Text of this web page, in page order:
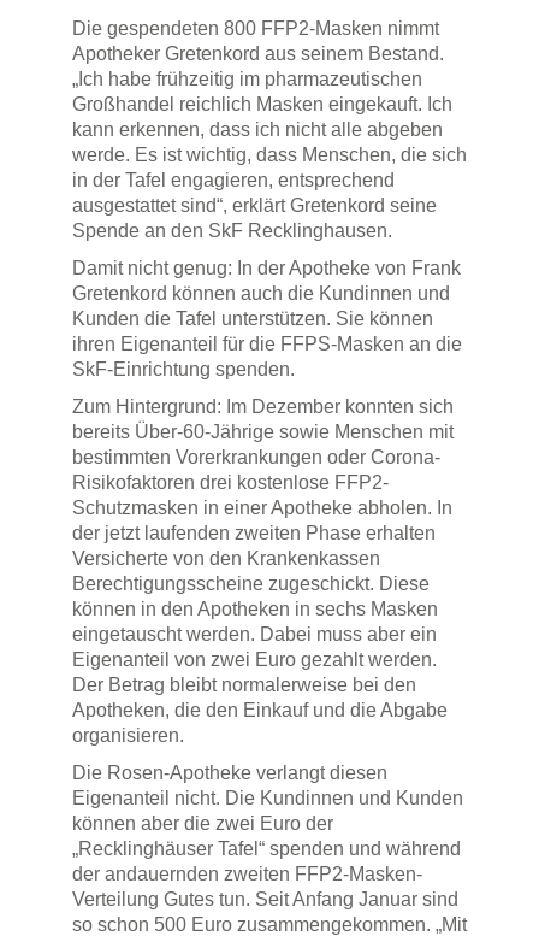
Die gespendeten 800 FFP2-Masken nimmt
Apotheker Gretenkord aus seinem Bestand.
„Ich habe frühzeitig im pharmazeutischen
Großhandel reichlich Masken eingekauft. Ich
kann erkennen, dass ich nicht alle abgeben
werde. Es ist wichtig, dass Menschen, die sich
in der Tafel engagieren, entsprechend
ausgestattet sind“, erklärt Gretenkord seine
Spende an den SkF Recklinghausen.
Damit nicht genug: In der Apotheke von Frank
Gretenkord können auch die Kundinnen und
Kunden die Tafel unterstützen. Sie können
ihren Eigenanteil für die FFPS-Masken an die
SkF-Einrichtung spenden.
Zum Hintergrund: Im Dezember konnten sich
bereits Über-60-Jährige sowie Menschen mit
bestimmten Vorerkrankungen oder Corona-
Risikofaktoren drei kostenlose FFP2-
Schutzmasken in einer Apotheke abholen. In
der jetzt laufenden zweiten Phase erhalten
Versicherte von den Krankenkassen
Berechtigungsscheine zugeschickt. Diese
können in den Apotheken in sechs Masken
eingetauscht werden. Dabei muss aber ein
Eigenanteil von zwei Euro gezahlt werden.
Der Betrag bleibt normalerweise bei den
Apotheken, die den Einkauf und die Abgabe
organisieren.
Die Rosen-Apotheke verlangt diesen
Eigenanteil nicht. Die Kundinnen und Kunden
können aber die zwei Euro der
„Recklinghäuser Tafel“ spenden und während
der andauernden zweiten FFP2-Masken-
Verteilung Gutes tun. Seit Anfang Januar sind
so schon 500 Euro zusammengekommen. „Mit